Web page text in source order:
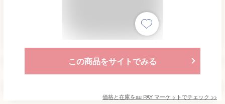
この商品をサイトでみる
価格と在庫をau PAY マーケットでチェック >>